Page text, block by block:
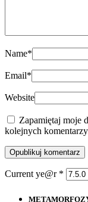
Name*
Email*
Website
Zapamiętaj moje
kolejnych
Current ye@r *